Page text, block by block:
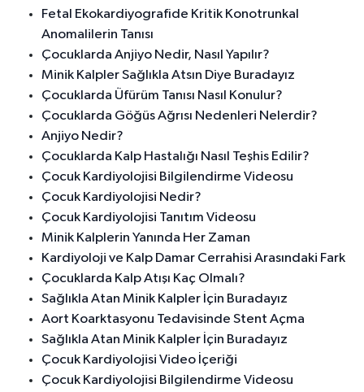
Fetal Ekokardiyografide Kritik Konotrunkal
Anomalilerin Tanısı
Çocuklarda Anjiyo Nedir, Nasıl Yapılır?
Minik Kalpler Sağlıkla Atsın Diye Buradayız
Çocuklarda Üfürüm Tanısı Nasıl Konulur?
Çocuklarda Göğüs Ağrısı Nedenleri Nelerdir?
Anjiyo Nedir?
Çocuklarda Kalp Hastalığı Nasıl Teşhis Edilir?
Çocuk Kardiyolojisi Bilgilendirme Videosu
Çocuk Kardiyolojisi Nedir?
Çocuk Kardiyolojisi Tanıtım Videosu
Minik Kalplerin Yanında Her Zaman
Kardiyoloji ve Kalp Damar Cerrahisi Arasındaki Fark
Çocuklarda Kalp Atışı Kaç Olmalı?
Sağlıkla Atan Minik Kalpler İçin Buradayız
Aort Koarktasyonu Tedavisinde Stent Açma
Sağlıkla Atan Minik Kalpler İçin Buradayız
Çocuk Kardiyolojisi Video İçeriği
Çocuk Kardiyolojisi Bilgilendirme Videosu